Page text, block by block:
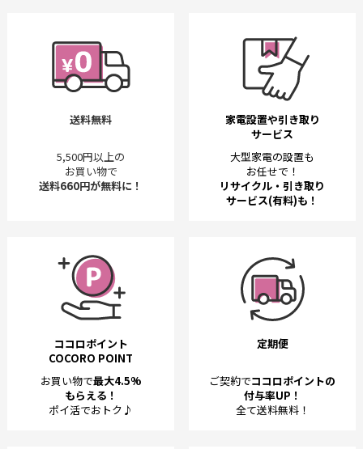
送料無料
5,500円以上の
お買い物で
送料660円が無料に！
家電設置や引き取り
サービス
大型家電の設置も
お任せで！
リサイクル・引き取り
サービス(有料)も！
ココロポイント
COCORO POINT
お買い物で最大4.5%
もらえる！
ポイ活でおトク♪
定期便
ご契約でココロポイントの
付与率UP！
全て送料無料！